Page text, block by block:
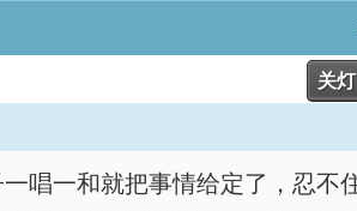
关灯
唱一和就把事情给定了，忍不